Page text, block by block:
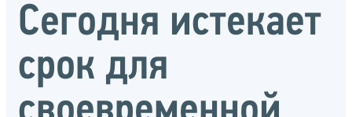
Сегодня истекает
срок для